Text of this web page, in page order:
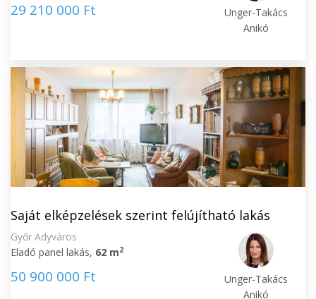
29 210 000 Ft
Unger-Takács
Anikó
Saját elképzelések szerint felújítható lakás
Győr Adyváros
Eladó panel lakás, 62 m2
50 900 000 Ft
Unger-Takács
Anikó